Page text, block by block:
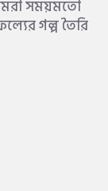
সময়মতো
গল্প তৈরি